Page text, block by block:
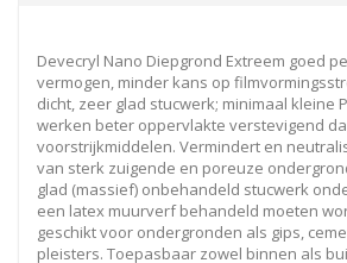
Devecryl Nano Diepgrond Extreem goed
vermogen, minder kans op
dicht, zeer glad stucwerk; minimaal kleine
werken beter oppervlakte verstevigend
voorstrijkmiddelen. Vermindert en
van sterk zuigende en poreuze
glad (massief) onbehandeld stucwerk
een latex muurverf behandeld moeten
geschikt voor ondergronden als gips,
pleisters. Toepasbaar zowel binnen als